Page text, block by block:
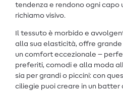
tendenza e rendono ogni capo
richiamo visivo.
Il tessuto è morbido e
alla sua elasticità, offre
un comfort eccezionale –
preferiti, comodi e alla moda
sia per grandi o piccini: con
ciliegie puoi creare in un batter